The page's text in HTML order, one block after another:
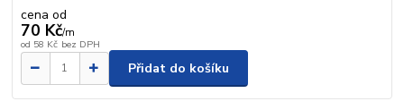
cena od
70 Kč/m
od 58 Kč bez DPH
Přidat do košíku